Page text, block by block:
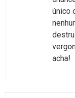
único
acha!